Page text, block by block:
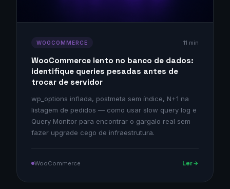
WOOCOMMERCE 11 min
WooCommerce lento no banco de dados:
identifique queries pesadas antes de
trocar de servidor
wp_options inflada, postmeta sem índice, N+1 na
listagem de pedidos — como usar slow query log e
Query Monitor para encontrar o gargalo real sem
fazer upgrade cego de infraestrutura.
WooCommerce Ler